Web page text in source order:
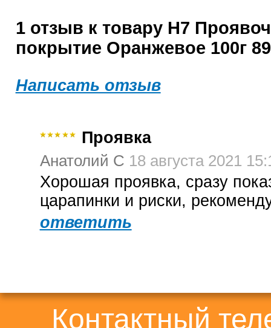
1 отзыв к товару H7
покрытие Оранжевое 100г
Написать отзыв
Проявка
Анатолий С 18 августа 2021
Хорошая проявка, сразу
царапинки и риски,
ответить
Контактный